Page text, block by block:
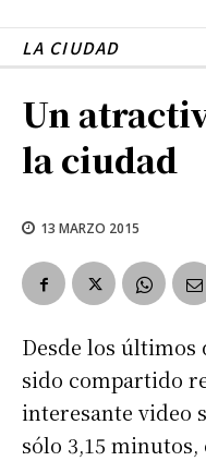
LA CIUDAD
Un
la ciudad
13 MARZO 2015
Desde los últimos
sido compartido
interesante video
sólo 3,15